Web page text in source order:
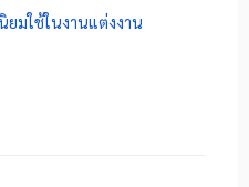
มใช้ในงานแต่งงาน